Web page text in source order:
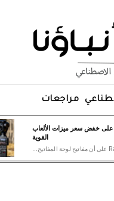
مراجعات
تعمل لوحات المفاتيح الجديدة من Razer على خفض سعر ميزات الألعاب
القوية